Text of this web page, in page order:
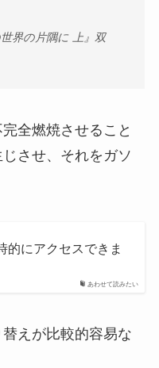
界の片隅に 上』双
全燃焼させること
させ、それをガソ
あわせて読みたい
的にアクセスできま
えが比較的容易な